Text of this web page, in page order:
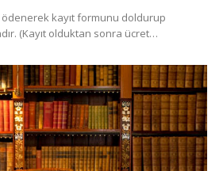
ödenerek kayıt formunu doldurup
(Kayıt olduktan sonra ücret…